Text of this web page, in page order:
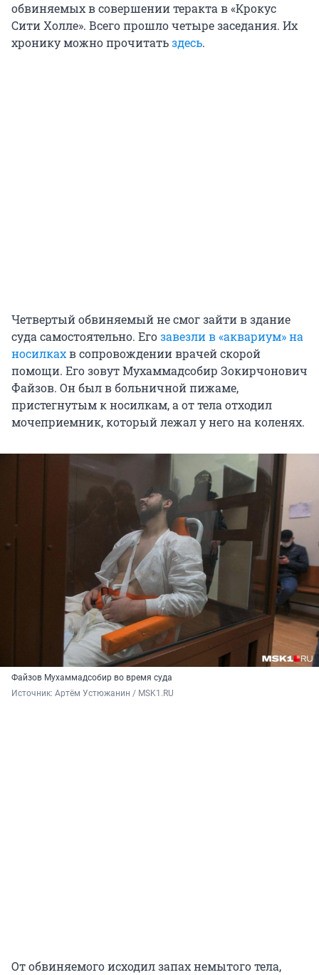
обвиняемых в совершении теракта в «Крокус
Сити Холле». Всего прошло четыре заседания. Их
хронику можно прочитатьздесь.
Четвертый обвиняемый не смог зайти в здание
суда самостоятельно. Егозавезли в «аквариум» на
носилкахв сопровождении врачей скорой
помощи. Его зовут Мухаммадсобир Зокирчонович
Файзов. Он был в больничной пижаме,
пристегнутым к носилкам, а от тела отходил
мочеприемник, который лежал у него на коленях.
Файзов Мухаммадсобир во время суда
Источник: Артём Устюжанин / MSK1.RU
От обвиняемого исходил запах немытого тела,